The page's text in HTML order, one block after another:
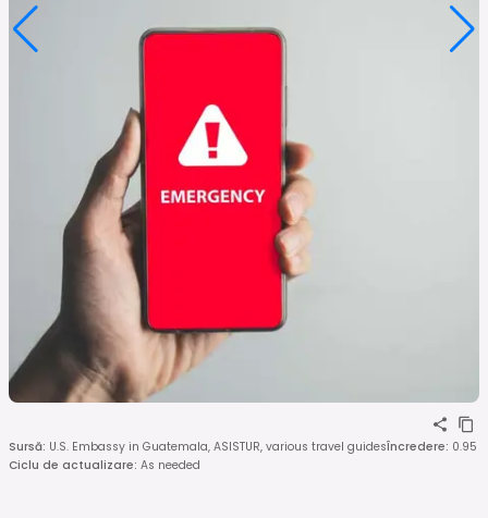
Sursă: U.S. Embassy in Guatemala, ASISTUR, various travel guidesÎncredere: 0.95
Ciclu de actualizare: As needed